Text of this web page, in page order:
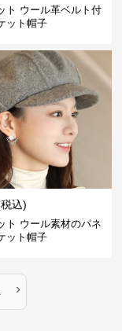
ト ウール革ベルト付
ット帽子
込)
ト ウール素材のパネ
ット帽子
›